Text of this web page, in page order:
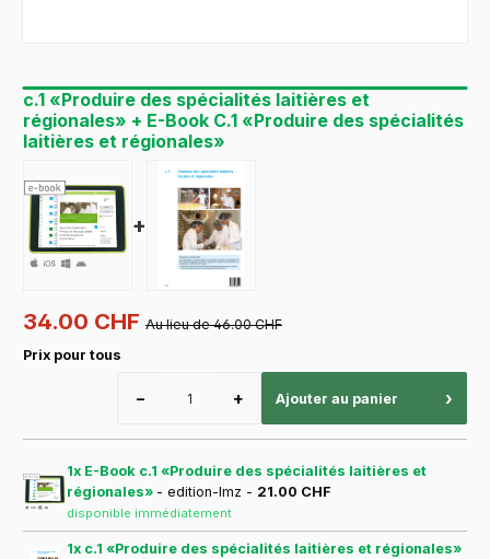
c.1 «Produire des spécialités laitières et
régionales» + E-Book C.1 «Produire des spécialités
laitières et régionales»
+
34.00 CHF Au lieu de 46.00 CHF
Prix pour tous
− + Ajouter au panier ›
1x E-Book c.1 «Produire des spécialités laitières et
régionales» - edition-lmz - 21.00 CHF
disponible immédiatement
1x c.1 «Produire des spécialités laitières et régionales»